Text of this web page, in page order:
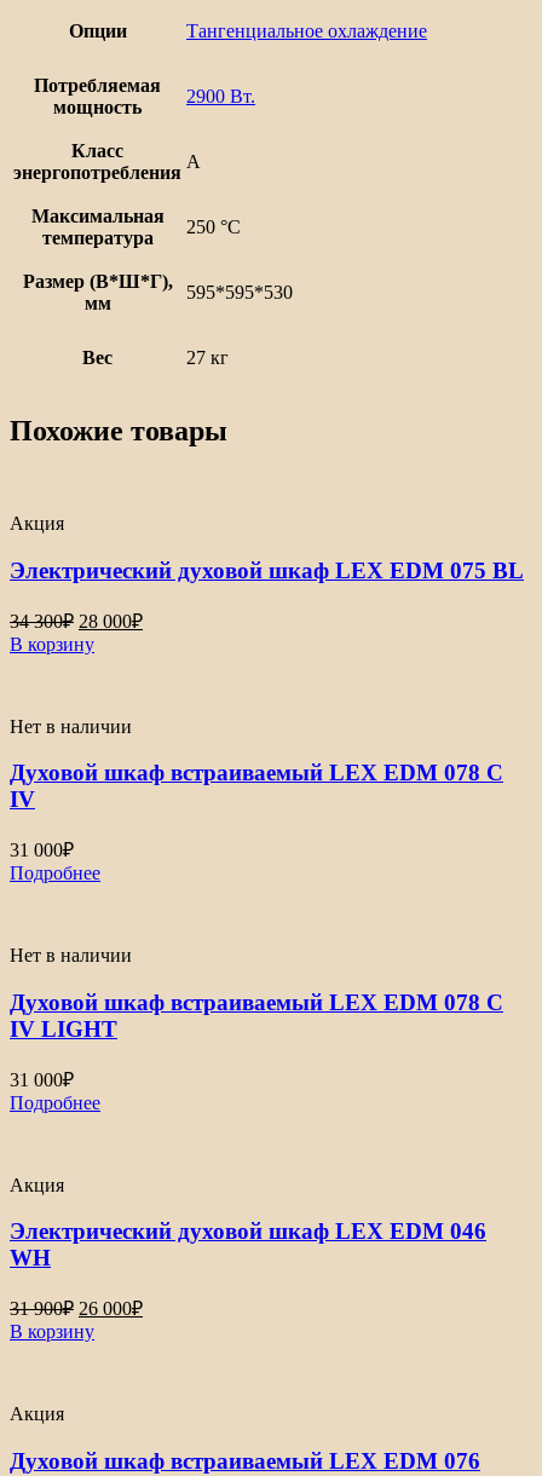
Опции Тангенциальное охлаждение
Потребляемая
мощность
2900 Вт.
Класс
энергопотребления
А
Максимальная
температура
250 °С
Размер (В*Ш*Г),
мм
595*595*530
Вес 27 кг
Похожие товары
Акция
Электрический духовой шкаф LEX EDM 075 BL
34 300₽ Первоначальная
цена
составляла
28 000₽Текущая
В корзину
Нет в наличии
Духовой шкаф встраиваемый LEX EDM 078 C
IV
31 000₽
Подробнее
Нет в наличии
Духовой шкаф встраиваемый LEX EDM 078 C
IV LIGHT
31 000₽
Подробнее
Акция
Электрический духовой шкаф LEX EDM 046
WH
31 900₽ Первоначальная
цена
составляла
26 000₽Текущая
В корзину
Акция
Духовой шкаф встраиваемый LEX EDM 076